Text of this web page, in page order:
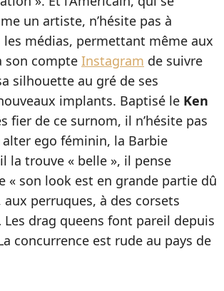
un artiste, n’hésite pas à
les médias, permettant même aux
son compte Instagram de suivre
silhouette au gré de ses
implants. Baptisé le Ken
fier de ce surnom, il n’hésite pas
ego féminin, la Barbie
la trouve « belle », il pense
« son look est en grande partie dû
perruques, à des corsets
drag queens font pareil depuis
concurrence est rude au pays de